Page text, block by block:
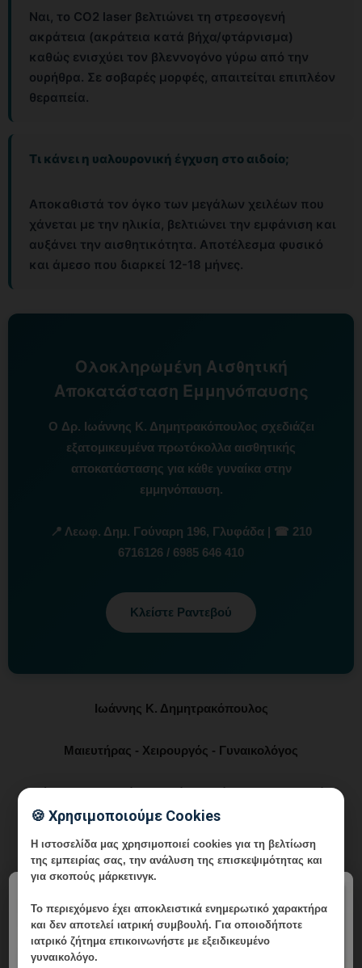
Ναι, το CO2 laser βελτιώνει τη στρεσογενή
ακράτεια (ακράτεια κατά βήχα/φτάρνισμα)
καθώς ενισχύει τον βλεννογόνο γύρω από την
ουρήθρα. Σε σοβαρές μορφές, απαιτείται επιπλέον
θεραπεία.
Τι κάνει η υαλουρονική έγχυση στο αιδοίο;
Αποκαθιστά τον όγκο των μεγάλων χειλέων που
χάνεται με την ηλικία, βελτιώνει την εμφάνιση και
αυξάνει την αισθητικότητα. Αποτέλεσμα φυσικό
και άμεσο που διαρκεί 12-18 μήνες.
Ολοκληρωμένη Αισθητική
Αποκατάσταση Εμμηνόπαυσης
Ο Δρ. Ιωάννης Κ. Δημητρακόπουλος σχεδιάζει
εξατομικευμένα πρωτόκολλα αισθητικής
αποκατάστασης για κάθε γυναίκα στην
εμμηνόπαυση.
📍 Λεωφ. Δημ. Γούναρη 196, Γλυφάδα | ☎ 210
6716126 / 6985 646 410
Κλείστε Ραντεβού
Ιωάννης Κ. Δημητρακόπουλος
Μαιευτήρας - Χειρουργός - Γυναικολόγος
Μάστερ Αισθητικής Ιατρικής - Αναίμακτης Αισθητικής
Γυναικολογίας - Αναγεννητικής Ιατρικής και Αναίμακτης
Τηλ.: 210 6716126 Κιν.: 6985 64 64 10 e-mail
Ιατρείο: Λεωφ. Δημητρίου Γούναρη 196 Γλυφάδα Τ.Κ. 166 74
🍪 Χρησιμοποιούμε Cookies
Η ιστοσελίδα μας χρησιμοποιεί cookies για τη βελτίωση
της εμπειρίας σας, την ανάλυση της επισκεψιμότητας και
για σκοπούς μάρκετινγκ.
Το περιεχόμενο έχειαποκλειστικά ενημερωτικό χαρακτήρα
και δεν αποτελεί ιατρική συμβουλή. Για οποιοδήποτε
ιατρικό ζήτημα επικοινωνήστε με εξειδικευμένο
γυναικολόγο.